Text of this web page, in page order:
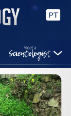
PT